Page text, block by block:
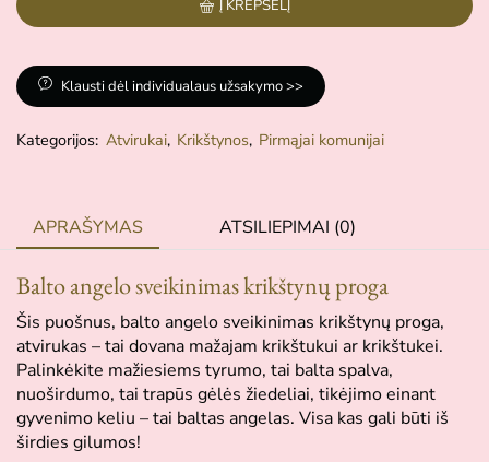
Į KREPŠELĮ
Klausti dėl individualaus užsakymo >>
Kategorijos: Atvirukai, Krikštynos, Pirmąjai komunijai
APRAŠYMAS ATSILIEPIMAI (0)
Balto angelo sveikinimas krikštynų proga
Šis puošnus, balto angelo sveikinimas krikštynų proga,
atvirukas – tai dovana mažajam krikštukui ar krikštukei.
Palinkėkite mažiesiems tyrumo, tai balta spalva,
nuoširdumo, tai trapūs gėlės žiedeliai, tikėjimo einant
gyvenimo keliu – tai baltas angelas. Visa kas gali būti iš
širdies gilumos!